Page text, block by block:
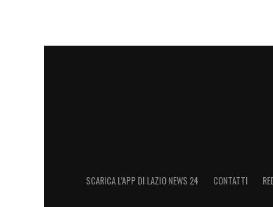
SCARICA L’APP DI LAZIO NEWS 24 CONTATTI